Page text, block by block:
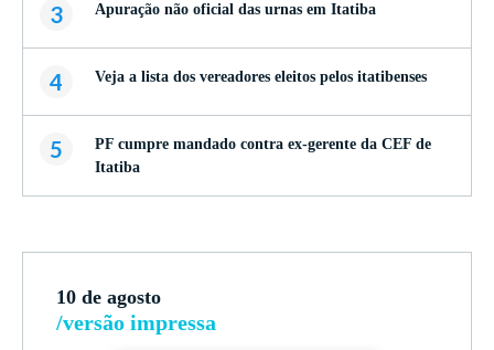
3 Apuração não oficial das urnas em Itatiba
4 Veja a lista dos vereadores eleitos pelos itatibenses
5
PF cumpre mandado contra ex-gerente da CEF de
Itatiba
10 de agosto
/versão impressa